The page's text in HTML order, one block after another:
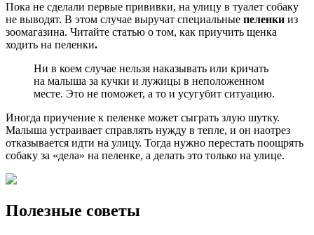
Пока не сделали первые прививки, на улицу в туалет собаку
не выводят. В этом случае выручат специальные пеленки из
зоомагазина. Читайте статью о том, как приучить щенка
ходить на пеленки.
Ни в коем случае нельзя наказывать или кричать
на малыша за кучки и лужицы в неположенном
месте. Это не поможет, а то и усугубит ситуацию.
Иногда приучение к пеленке может сыграть злую шутку.
Малыша устраивает справлять нужду в тепле, и он наотрез
отказывается идти на улицу. Тогда нужно перестать поощрять
собаку за «дела» на пеленке, а делать это только на улице.
Полезные советы